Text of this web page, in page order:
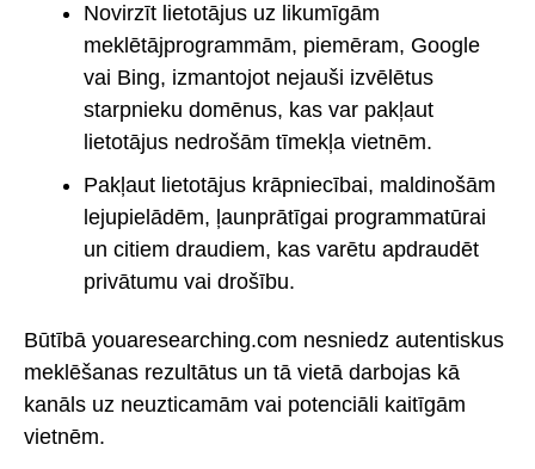
Novirzīt lietotājus uz likumīgām
meklētājprogrammām, piemēram, Google
vai Bing, izmantojot nejauši izvēlētus
starpnieku domēnus, kas var pakļaut
lietotājus nedrošām tīmekļa vietnēm.
Pakļaut lietotājus krāpniecībai, maldinošām
lejupielādēm, ļaunprātīgai programmatūrai
un citiem draudiem, kas varētu apdraudēt
privātumu vai drošību.
Būtībā youaresearching.com nesniedz autentiskus
meklēšanas rezultātus un tā vietā darbojas kā
kanāls uz neuzticamām vai potenciāli kaitīgām
vietnēm.